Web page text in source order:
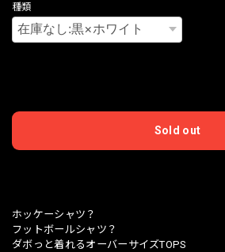
種類
Sold out
ホッケーシャツ？
フットボールシャツ？
ダボっと着れるオーバーサイズTOPS